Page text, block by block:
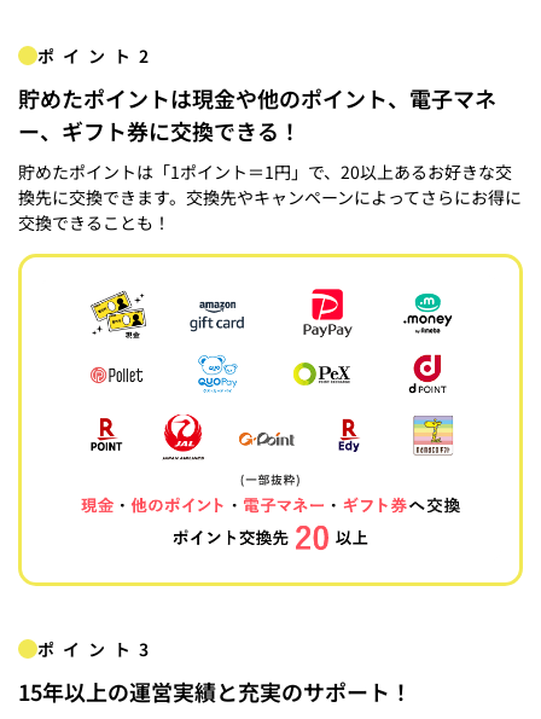
ポイント2
貯めたポイントは現金や他のポイント、電子マネ
ー、ギフト券に交換できる！
貯めたポイントは「1ポイント＝1円」で、20以上あるお好きな交
換先に交換できます。交換先やキャンペーンによってさらにお得に
交換できることも！
ポイント3
15年以上の運営実績と充実のサポート！